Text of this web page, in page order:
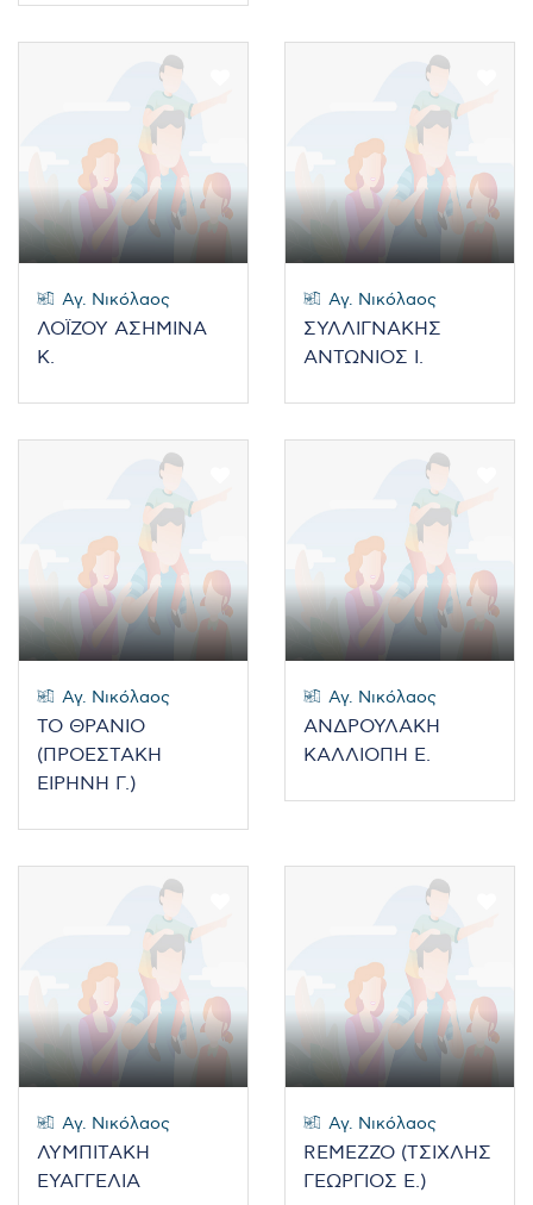
Αγ. Νικόλαος
ΛΟΪΖΟΥ ΑΣΗΜΙΝΑ
Κ.
Αγ. Νικόλαος
ΣΥΛΛΙΓΝΑΚΗΣ
ΑΝΤΩΝΙΟΣ Ι.
Αγ. Νικόλαος
ΤΟ ΘΡΑΝΙΟ
(ΠΡΟΕΣΤΑΚΗ
ΕΙΡΗΝΗ Γ.)
Αγ. Νικόλαος
ΑΝΔΡΟΥΛΑΚΗ
ΚΑΛΛΙΟΠΗ Ε.
Αγ. Νικόλαος
ΛΥΜΠΙΤΑΚΗ
ΕΥΑΓΓΕΛΙΑ
Αγ. Νικόλαος
REMEZZO (ΤΣΙΧΛΗΣ
ΓΕΩΡΓΙΟΣ Ε.)